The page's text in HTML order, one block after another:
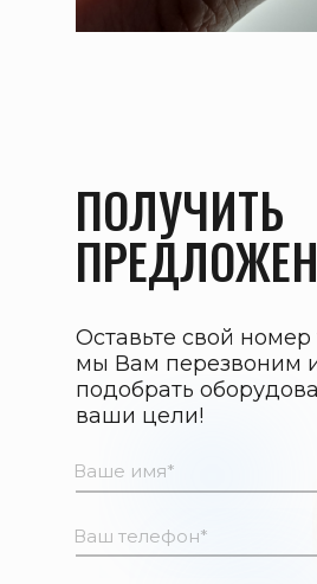
ПОЛУЧИТЬ
Оставьте свой
мы Вам перезвоним
подобрать
ваши цели!